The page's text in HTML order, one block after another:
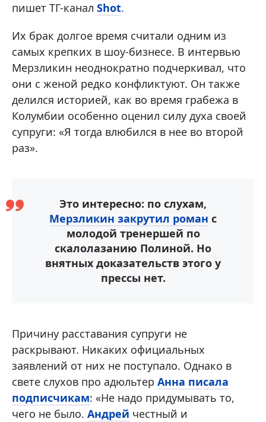
пишет ТГ-канал Shot.
Их брак долгое время считали одним из
самых крепких в шоу-бизнесе. В интервью
Мерзликин неоднократно подчеркивал, что
они с женой редко конфликтуют. Он также
делился историей, как во время грабежа в
Колумбии особенно оценил силу духа своей
супруги: «Я тогда влюбился в нее во второй
раз».
Это интересно: по слухам,
Мерзликин закрутил роман с
молодой тренершей по
скалолазанию Полиной. Но
внятных доказательств этого у
прессы нет.
Причину расставания супруги не
раскрывают. Никаких официальных
заявлений от них не поступало. Однако в
свете слухов про адюльтер Анна писала
подписчикам: «Не надо придумывать то,
чего не было. Андрей честный и